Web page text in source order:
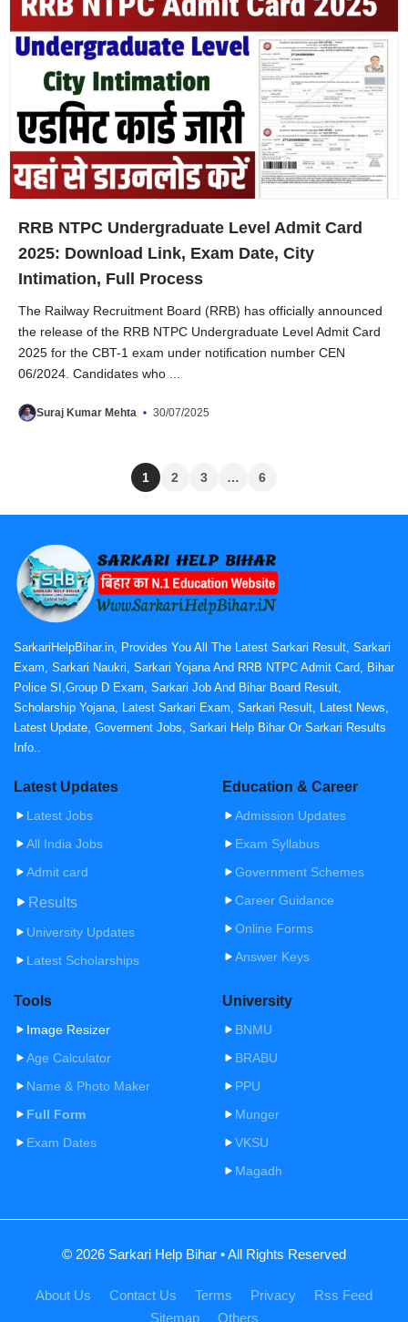
RRB NTPC Undergraduate Level Admit Card
2025: Download Link, Exam Date, City
Intimation, Full Process
The Railway Recruitment Board (RRB) has officially announced
the release of the RRB NTPC Undergraduate Level Admit Card
2025 for the CBT-1 exam under notification number CEN
06/2024. Candidates who ...
Suraj Kumar Mehta 30/07/2025
1 2 3 … 6
SarkariHelpBihar.in, Provides You All The Latest Sarkari Result, Sarkari
Exam, Sarkari Naukri, Sarkari Yojana And RRB NTPC Admit Card, Bihar
Police SI,Group D Exam, Sarkari Job And Bihar Board Result,
Scholarship Yojana, Latest Sarkari Exam, Sarkari Result, Latest News,
Latest Update, Goverment Jobs, Sarkari Help Bihar Or Sarkari Results
Info..
Latest Updates
Latest Jobs
All India Jobs
Admit card
Results
University Updates
Latest Scholarships
Education & Career
Admission Updates
Exam Syllabus
Government Schemes
Career Guidance
Online Forms
Answer Keys
Tools
Image Resizer
Age Calculator
Name & Photo Maker
Full Form
Exam Dates
University
BNMU
BRABU
PPU
Munger
VKSU
Magadh
© 2026 Sarkari Help Bihar • All Rights Reserved
About Us Contact Us Terms Privacy
Rss Feed
Sitemap
Others